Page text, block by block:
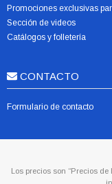
Promociones exclusivas
Sección de videos
Catálogos y folletería
CONTACTO
Formulario de contacto
Los precios son “Precios